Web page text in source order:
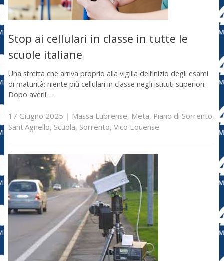
Stop ai cellulari in classe in tutte le
scuole italiane
Una stretta che arriva proprio alla vigilia dell’inizio degli esami
di maturità: niente più cellulari in classe negli istituti superiori.
Dopo averli …
17 Giugno 2025 | Massa Lubrense, Meta, Piano di Sorrento,
Sant'Agnello, Scuola, Sorrento, Vico Equense